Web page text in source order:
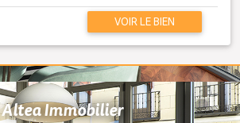
VOIR LE BIEN
Altea Immobilier